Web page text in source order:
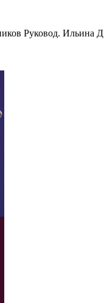
Руковод. Ильина